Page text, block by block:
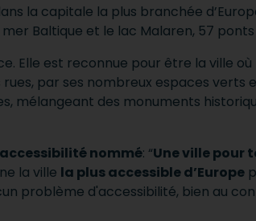
la capitale la plus branchée
Baltique et le lac Malaren, 57
Elle est reconnue pour être la ville
par ses nombreux espaces verts
mélangeant des monuments
nommé: “Une ville pour
la ville la plus accessible d’Europe
problème d'accessibilité, bien au